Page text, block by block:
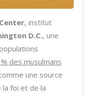
, institut
D.C., une
% des musulmans
une source
la foi et de la